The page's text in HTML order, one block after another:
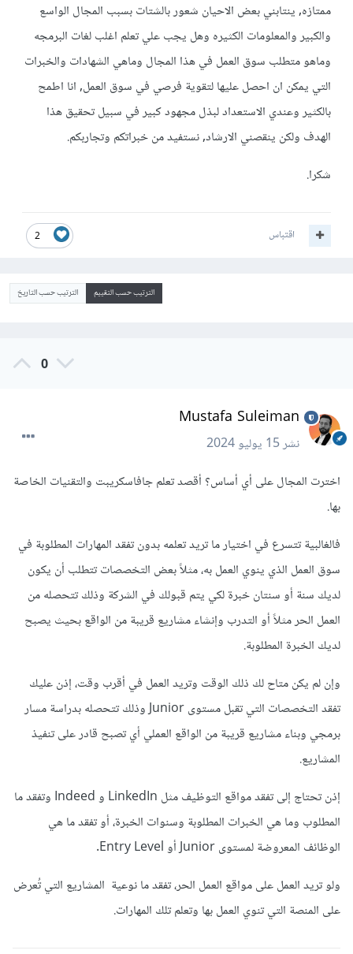
ممتازه, ينتابني بعض الاحيان شعور بالشتات بسبب المجال الواسع
والكبير والمعلومات الكثيره وهل يجب علي تعلم اغلب لغات البرمجه
وماهو متطلب سوق العمل في هذا المجال وماهي الشهادات والخبرات
التي يمكن ان احصل عليها لتقوية فرصي في سوق العمل, انا اطمح
بالكثير وعندي الاستعداد لبذل مجهود كبير في سبيل تحقيق هذا
الهدف ولكن ينقصني الارشاد, نستفيد من خبراتكم وتجاربكم.
شكرا.
2 اقتباس
الترتيب حسب التقييم الترتيب حسب التاريخ
0
Mustafa Suleiman
نشر15 يوليو 2024
اخترت المجال على أي أساس؟ أقصد تعلم جافاسكريبت والتقنيات الخاصة
بها.
فالغالبية تتسرع في اختيار ما تريد تعلمه بدون تفقد المهارات المطلوبة في
سوق العمل الذي ينوي العمل به، مثلاً بعض التخصصات تتطلب أن يكون
لديك سنة أو سنتان خبرة لكي يتم قبولك في الشركة وذلك تتحصله من
العمل الحر مثلاً أو التدرب وإنشاء مشاريع قريبة من الواقع بحيث يصبح
لديك الخبرة المطلوبة.
وإن لم يكن متاح لك ذلك الوقت وتريد العمل في أقرب وقت، إذن عليك
تفقد التخصصات التي تقبل مستوى Junior وذلك تتحصله بدراسة مسار
برمجي وبناء مشاريع قريبة من الواقع العملي أي تصبح قادر على تنفيذ
المشاريع.
إذن تحتاج إلى تفقد مواقع التوظيف مثل LinkedIn و Indeed وتفقد ما
المطلوب وما هي الخبرات المطلوبة وسنوات الخبرة، أو تفقد ما هي
الوظائف المعروضة لمستوى Junior أو Entry Level.
ولو تريد العمل على مواقع العمل الحر، تفقد ما نوعية المشاريع التي تُعرض
على المنصة التي تنوي العمل بها وتعلم تلك المهارات.